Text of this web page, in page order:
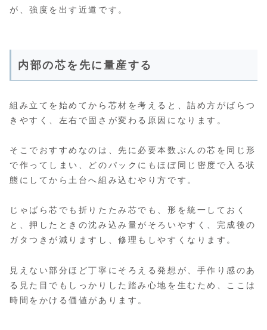
が、強度を出す近道です。
内部の芯を先に量産する
組み立てを始めてから芯材を考えると、詰め方がばらつ
きやすく、左右で固さが変わる原因になります。
そこでおすすめなのは、先に必要本数ぶんの芯を同じ形
で作ってしまい、どのパックにもほぼ同じ密度で入る状
態にしてから土台へ組み込むやり方です。
じゃばら芯でも折りたたみ芯でも、形を統一しておく
と、押したときの沈み込み量がそろいやすく、完成後の
ガタつきが減りますし、修理もしやすくなります。
見えない部分ほど丁寧にそろえる発想が、手作り感のあ
る見た目でもしっかりした踏み心地を生むため、ここは
時間をかける価値があります。